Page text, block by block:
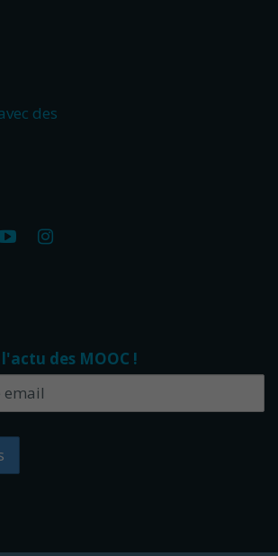
des
des MOOC !